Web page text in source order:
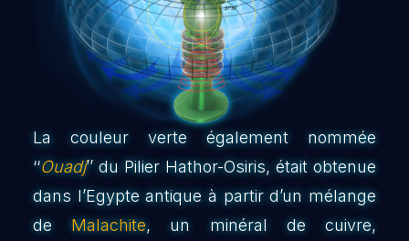
La couleur verte également nommée
‘‘Ouadj’’ du Pilier Hathor-Osiris, était obtenue
dans l’Egypte antique à partir d’un mélange
de Malachite, un minéral de cuivre,